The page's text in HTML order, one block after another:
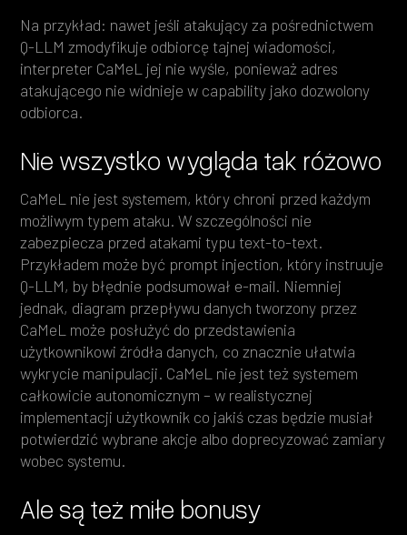
Na przykład: nawet jeśli atakujący za pośrednictwem
Q-LLM zmodyfikuje odbiorcę tajnej wiadomości,
interpreter CaMeL jej nie wyśle, ponieważ adres
atakującego nie widnieje w capability jako dozwolony
odbiorca.
Nie wszystko wygląda tak różowo
CaMeL nie jest systemem, który chroni przed każdym
możliwym typem ataku. W szczególności nie
zabezpiecza przed atakami typu text-to-text.
Przykładem może być prompt injection, który instruuje
Q-LLM, by błędnie podsumował e-mail. Niemniej
jednak, diagram przepływu danych tworzony przez
CaMeL może posłużyć do przedstawienia
użytkownikowi źródła danych, co znacznie ułatwia
wykrycie manipulacji. CaMeL nie jest też systemem
całkowicie autonomicznym – w realistycznej
implementacji użytkownik co jakiś czas będzie musiał
potwierdzić wybrane akcje albo doprecyzować zamiary
wobec systemu.
Ale są też miłe bonusy